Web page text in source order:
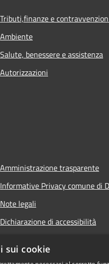
Tributi,finanze e
Ambiente
Salute, benessere e assistenza
Autorizzazioni
Amministrazione trasparente
Informative Privacy comune di
Note legali
Dichiarazione di accessibilità
sui cookie